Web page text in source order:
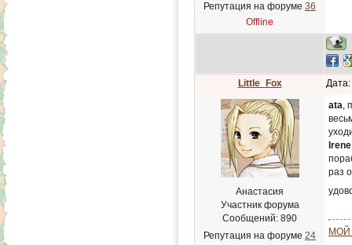
Репутация на форуме 36
Offline
Little_Fox
Анастасия
Участник форума
Сообщений: 890
Репутация на форуме 24
ata,
Irene
раз
МОЙ